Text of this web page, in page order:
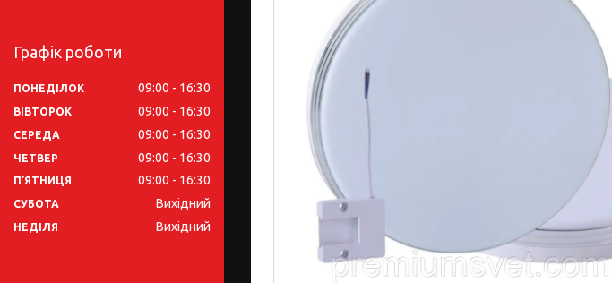
Графік роботи
ПОНЕДІЛОК 09:00 16:30
ВІВТОРОК 09:00 16:30
СЕРЕДА 09:00 16:30
ЧЕТВЕР 09:00 16:30
ПʼЯТНИЦЯ 09:00 16:30
СУБОТА Вихідний
НЕДІЛЯ Вихідний